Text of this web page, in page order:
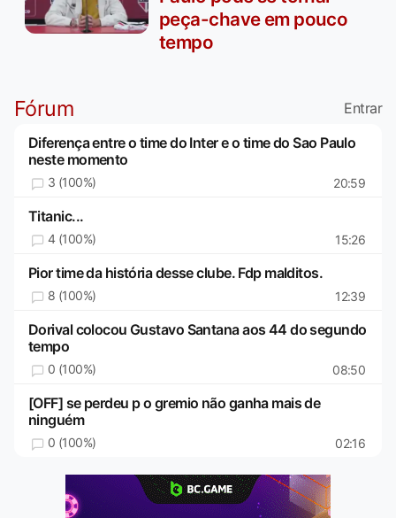
peça-chave em pouco
tempo
Fórum
Entrar
Diferença entre o time do Inter e o time do Sao Paulo
neste momento
3 (100%) 20:59
Titanic...
4 (100%) 15:26
Pior time da história desse clube. Fdp malditos.
8 (100%) 12:39
Dorival colocou Gustavo Santana aos 44 do segundo
tempo
0 (100%) 08:50
[OFF] se perdeu p o gremio não ganha mais de
ninguém
0 (100%) 02:16